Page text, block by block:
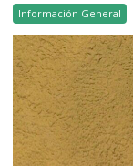
Información General